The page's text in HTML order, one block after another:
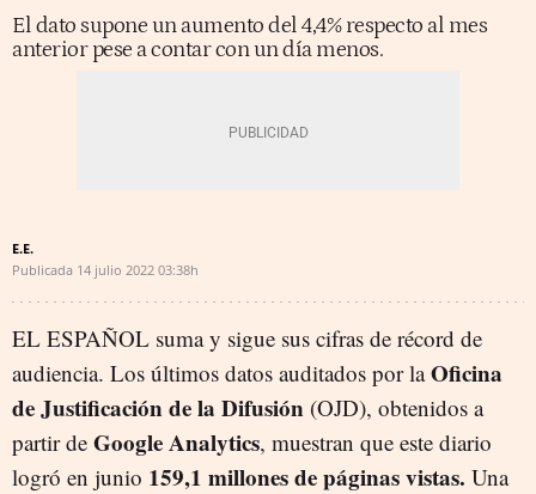
El dato supone un aumento del 4,4% respecto al mes
anterior pese a contar con un día menos.
E.E.
Publicada 14 julio 2022 03:38h
EL ESPAÑOL suma y sigue sus cifras de récord de
audiencia. Los últimos datos auditados por laOficina
de Justificación de la Difusión (OJD), obtenidos a
partir de Google Analytics, muestran que este diario
logró en junio 159,1 millones de páginas vistas. Una